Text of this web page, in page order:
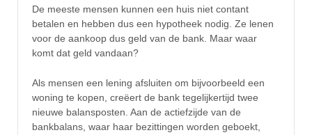
De meeste mensen kunnen een huis niet contant
betalen en hebben dus een hypotheek nodig. Ze lenen
voor de aankoop dus geld van de bank. Maar waar
komt dat geld vandaan?
Als mensen een lening afsluiten om bijvoorbeeld een
woning te kopen, creëert de bank tegelijkertijd twee
nieuwe balansposten. Aan de actiefzijde van de
bankbalans, waar haar bezittingen worden geboekt,